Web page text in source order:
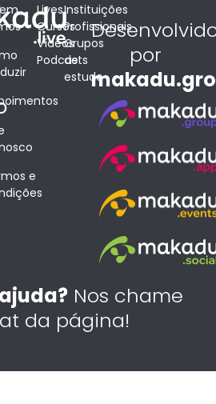
e
Lives
Cursos
Vídeos
Podcasts
Instituições
Profissionais
Grupos
de
estudo
por
Nos chame
da página!